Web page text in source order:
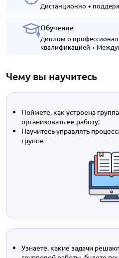
Дистанционно +
Обучение
Диплом о
квалификацией +
Чему вы научитесь
Поймете, как устроена
организовать ее работу;
Научитесь управлять
группе
Узнаете, какие задачи